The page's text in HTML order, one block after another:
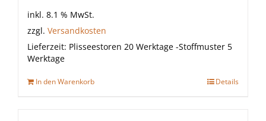
inkl. 8.1 % MwSt.
zzgl. Versandkosten
Lieferzeit: Plisseestoren 20 Werktage -Stoffmuster 5
Werktage
In den Warenkorb Details